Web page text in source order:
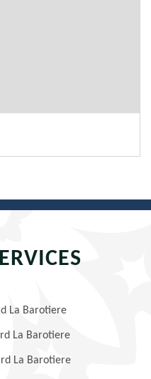
La Barotiere
La Barotiere
La Barotiere